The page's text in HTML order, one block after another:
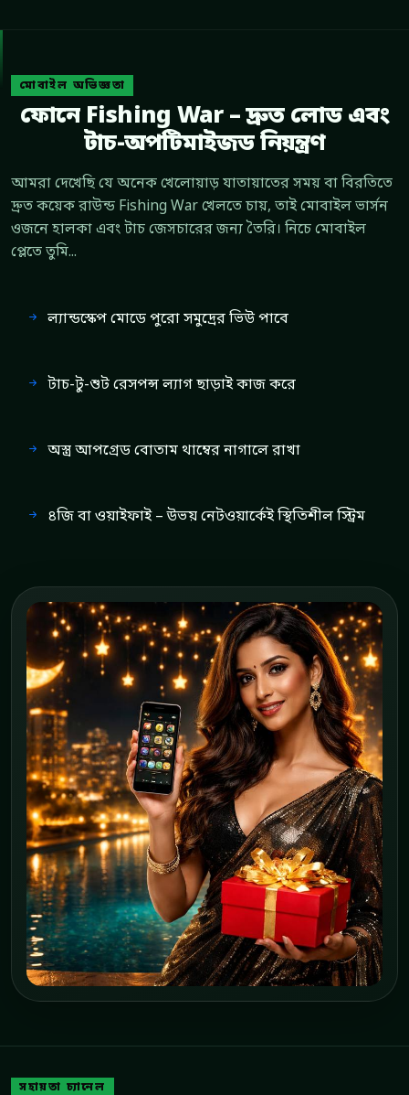
মোবাইল অভিজ্ঞতা
ফোনে Fishing War – দ্রুত লোড এবং
টাচ-অপটিমাইজড নিয়ন্ত্রণ
আমরা দেখেছি যে অনেক খেলোয়াড় যাতায়াতের সময় বা বিরতিতে
দ্রুত কয়েক রাউন্ড Fishing War খেলতে চায়, তাই মোবাইল ভার্সন
ওজনে হালকা এবং টাচ জেসচারের জন্য তৈরি। নিচে মোবাইল
প্লেতে তুমি...
ল্যান্ডস্কেপ মোডে পুরো সমুদ্রের ভিউ পাবে
টাচ-টু-শুট রেসপন্স ল্যাগ ছাড়াই কাজ করে
অস্ত্র আপগ্রেড বোতাম থাম্বের নাগালে রাখা
৪জি বা ওয়াইফাই – উভয় নেটওয়ার্কেই স্থিতিশীল স্ট্রিম
সহায়তা চ্যানেল